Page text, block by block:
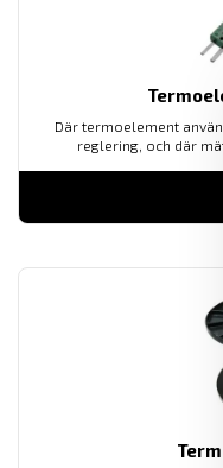
Där termoelement
reglering, och där